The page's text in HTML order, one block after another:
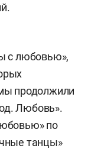
с любовью»,
продолжили
Любовь».
по
танцы»